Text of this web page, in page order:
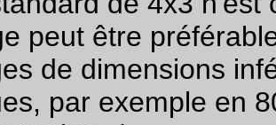
peut être
de dimensions
par exemple en